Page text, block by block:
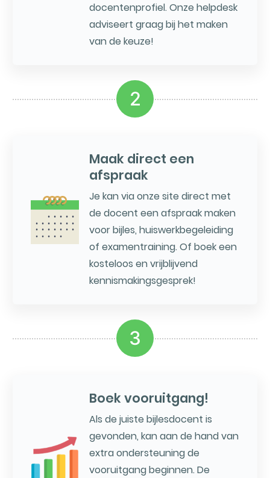
docentenprofiel. Onze helpdesk
adviseert graag bij het maken
van de keuze!
2
Maak direct een
afspraak
Je kan via onze site direct met
de docent een afspraak maken
voor bijles, huiswerkbegeleiding
of examentraining. Of boek een
kosteloos en vrijblijvend
kennismakingsgesprek!
3
Boek vooruitgang!
Als de juiste bijlesdocent is
gevonden, kan aan de hand van
extra ondersteuning de
vooruitgang beginnen. De